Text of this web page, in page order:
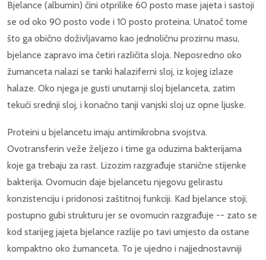
Bjelance (albumin) čini otprilike 60 posto mase jajeta i sastoji
se od oko 90 posto vode i 10 posto proteina. Unatoč tome
što ga obično doživljavamo kao jednoličnu prozirnu masu,
bjelance zapravo ima četiri različita sloja. Neposredno oko
žumanceta nalazi se tanki halaziferni sloj, iz kojeg izlaze
halaze. Oko njega je gusti unutarnji sloj bjelanceta, zatim
tekući srednji sloj, i konačno tanji vanjski sloj uz opne ljuske.
Proteini u bjelancetu imaju antimikrobna svojstva.
Ovotransferin veže željezo i time ga oduzima bakterijama
koje ga trebaju za rast. Lizozim razgrađuje stanične stijenke
bakterija. Ovomucin daje bjelancetu njegovu gelirastu
konzistenciju i pridonosi zaštitnoj funkciji. Kad bjelance stoji,
postupno gubi strukturu jer se ovomucin razgrađuje -- zato se
kod starijeg jajeta bjelance razlije po tavi umjesto da ostane
kompaktno oko žumanceta. To je ujedno i najjednostavniji